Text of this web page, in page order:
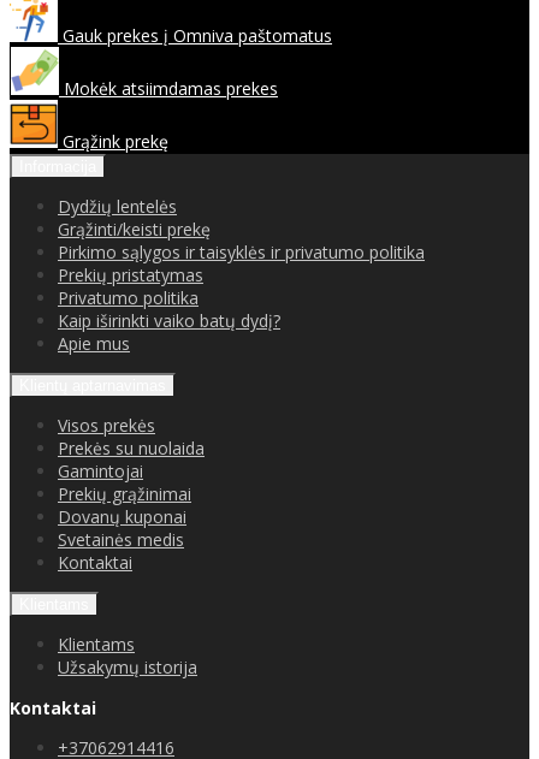
Gauk prekes į Omniva paštomatus
Mokėk atsiimdamas prekes
Grąžink prekę
Dydžių lentelės
Grąžinti/keisti prekę
Pirkimo sąlygos ir taisyklės ir privatumo politika
Prekių pristatymas
Privatumo politika
Kaip iširinkti vaiko batų dydį?
Apie mus
Visos prekės
Prekės su nuolaida
Gamintojai
Prekių grąžinimai
Dovanų kuponai
Svetainės medis
Kontaktai
Klientams
Užsakymų istorija
Kontaktai
+37062914416